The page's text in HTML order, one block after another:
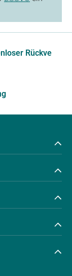
Rückversand